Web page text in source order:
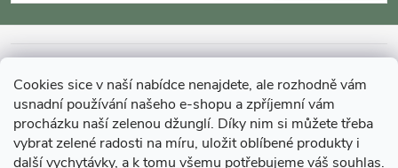
Cookies sice v naší nabídce nenajdete, ale rozhodně vám
usnadní používání našeho e-shopu a zpříjemní vám
procházku naší zelenou džunglí. Díky nim si můžete třeba
vybrat zelené radosti na míru, uložit oblíbené produkty i
další vychytávky, a k tomu všemu potřebujeme váš souhlas.
p
a
MOHLO BY VÁS ZAJÍMAT